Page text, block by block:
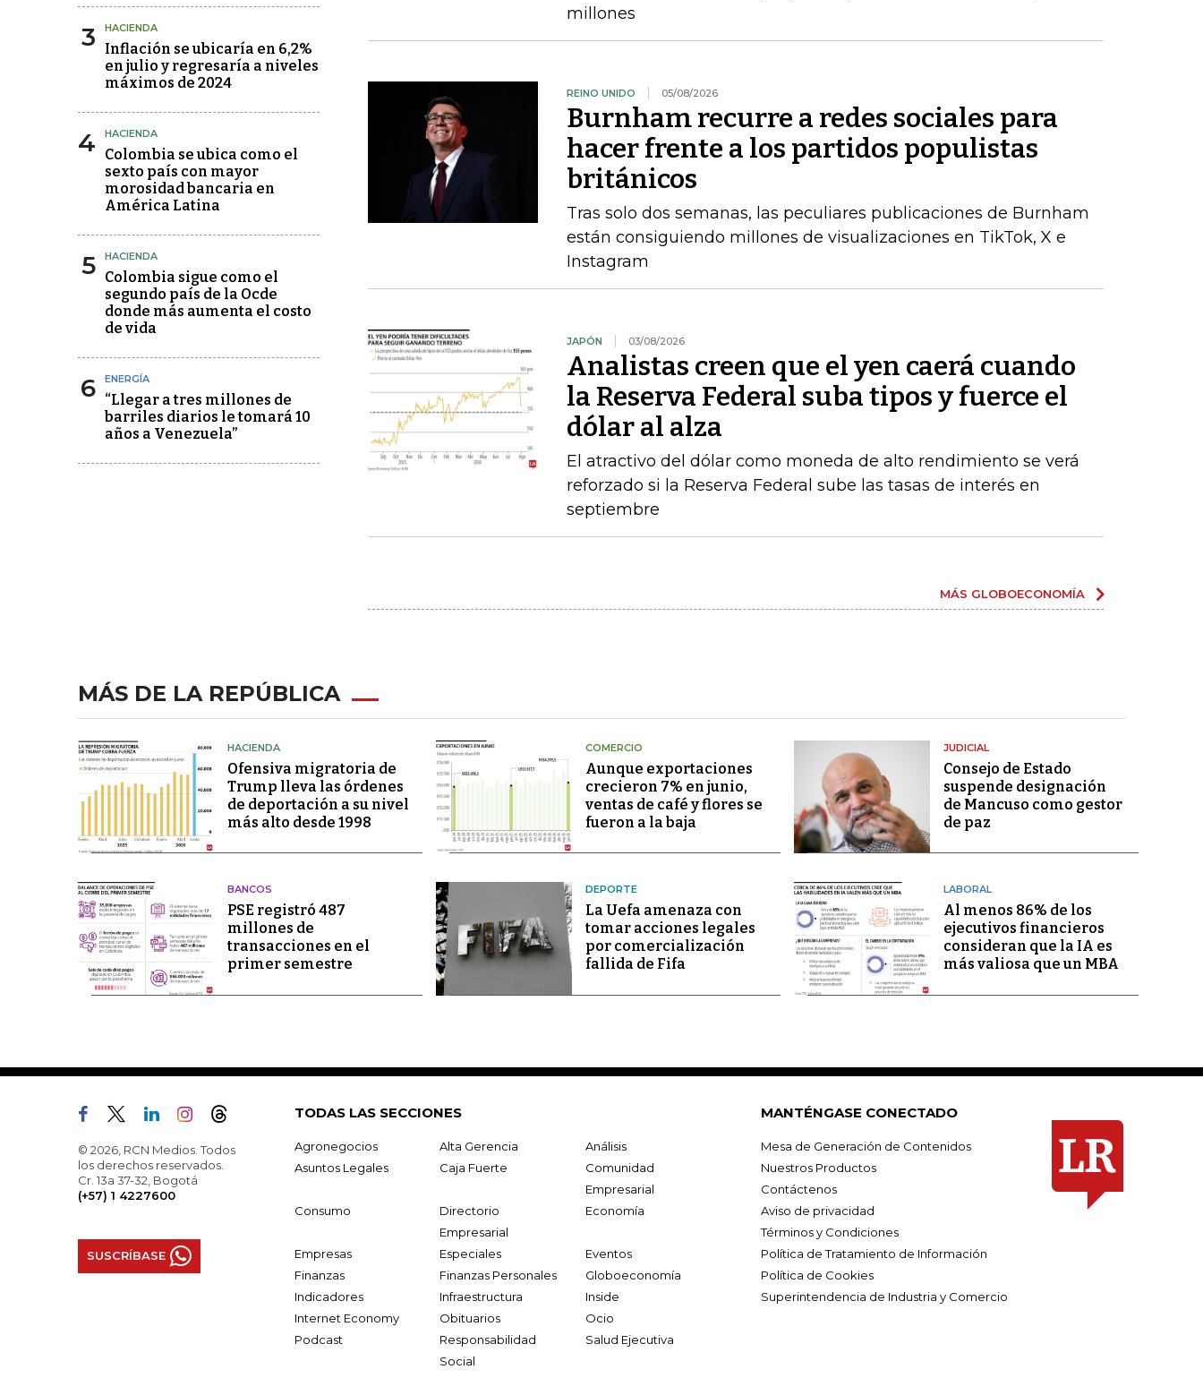
3 HACIENDA
Inflación se ubicaría en 6,2%
en julio y regresaría a niveles
máximos de 2024
4 HACIENDA
Colombia se ubica como el
sexto país con mayor
morosidad bancaria en
América Latina
5 HACIENDA
Colombia sigue como el
segundo país de la Ocde
donde más aumenta el costo
de vida
6 ENERGÍA
“Llegar a tres millones de
barriles diarios le tomará 10
años a Venezuela”
millones
REINO UNIDO 05/08/2026
Burnham recurre a redes sociales para
hacer frente a los partidos populistas
británicos
Tras solo dos semanas, las peculiares publicaciones de Burnham
están consiguiendo millones de visualizaciones en TikTok, X e
Instagram
JAPÓN 03/08/2026
Analistas creen que el yen caerá cuando
la Reserva Federal suba tipos y fuerce el
dólar al alza
El atractivo del dólar como moneda de alto rendimiento se verá
reforzado si la Reserva Federal sube las tasas de interés en
septiembre
MÁS GLOBOECONOMÍA
MÁS DE LA REPÚBLICA
HACIENDA
Ofensiva migratoria de
Trump lleva las órdenes
de deportación a su nivel
más alto desde 1998
COMERCIO
Aunque exportaciones
crecieron 7% en junio,
ventas de café y flores se
fueron a la baja
JUDICIAL
Consejo de Estado
suspende designación
de Mancuso como gestor
de paz
BANCOS
PSE registró 487
millones de
transacciones en el
primer semestre
DEPORTE
La Uefa amenaza con
tomar acciones legales
por comercialización
fallida de Fifa
LABORAL
Al menos 86% de los
ejecutivos financieros
consideran que la IA es
más valiosa que un MBA
© 2026, RCN Medios. Todos
los derechos reservados.
Cr. 13a 37-32, Bogotá
(+57) 1 4227600
SUSCRÍBASE
TODAS LAS SECCIONES
Agronegocios Alta Gerencia
Análisis
Asuntos Legales
Caja Fuerte
Comunidad
Empresarial
Consumo
Directorio
Empresarial
Economía
Empresas Especiales
Eventos
Finanzas
Finanzas Personales
Globoeconomía
Indicadores
Infraestructura
Inside
Internet Economy
Obituarios
Ocio
Podcast
Responsabilidad
Social
Salud Ejecutiva
MANTÉNGASE CONECTADO
Mesa de Generación de Contenidos
Nuestros Productos
Contáctenos
Aviso de privacidad
Términos y Condiciones
Política de Tratamiento de Información
Política de Cookies
Superintendencia de Industria y Comercio